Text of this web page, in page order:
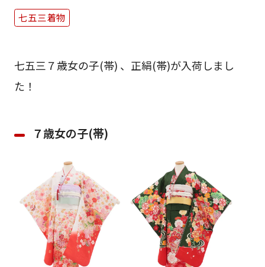
会社情報
レンタルの流れ 2026年8月
9 10 14
15
16
17 18 19 20 21
22
23
24 25 27 28
29
30
31
13
20
七五三着物
七五三７歳女の子(帯) 、正絹(帯)が入荷しまし
た！
７歳女の子(帯)